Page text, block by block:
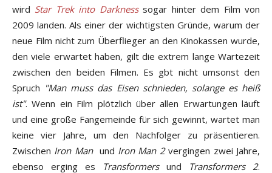
wird Star Trek into Darknesssogar hinter dem Film von
2009 landen. Als einer der wichtigsten Gründe, warum der
neue Film nicht zum Überflieger an den Kinokassen wurde,
den viele erwartet haben, gilt die extrem lange Wartezeit
zwischen den beiden Filmen. Es gbt nicht umsonst den
Spruch "Man muss das Eisen schnieden, solange es heiß
ist". Wenn ein Film plötzlich über allen Erwartungen läuft
und eine große Fangemeinde für sich gewinnt, wartet man
keine vier Jahre, um den Nachfolger zu präsentieren.
Zwischen Iron Man und Iron Man 2vergingen zwei Jahre,
ebenso erging es Transformersund Transformers 2.